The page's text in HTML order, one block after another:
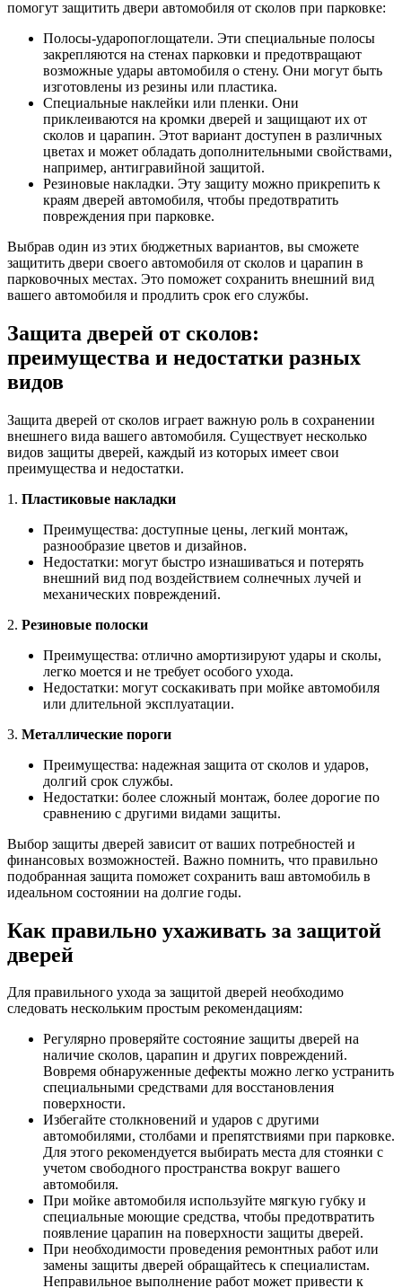
помогут защитить двери автомобиля от сколов при парковке:
Полосы-ударопоглощатели. Эти специальные полосы
закрепляются на стенах парковки и предотвращают
возможные удары автомобиля о стену. Они могут быть
изготовлены из резины или пластика.
Специальные наклейки или пленки. Они
приклеиваются на кромки дверей и защищают их от
сколов и царапин. Этот вариант доступен в различных
цветах и может обладать дополнительными свойствами,
например, антигравийной защитой.
Резиновые накладки. Эту защиту можно прикрепить к
краям дверей автомобиля, чтобы предотвратить
повреждения при парковке.
Выбрав один из этих бюджетных вариантов, вы сможете
защитить двери своего автомобиля от сколов и царапин в
парковочных местах. Это поможет сохранить внешний вид
вашего автомобиля и продлить срок его службы.
Защита дверей от сколов:
преимущества и недостатки разных
видов
Защита дверей от сколов играет важную роль в сохранении
внешнего вида вашего автомобиля. Существует несколько
видов защиты дверей, каждый из которых имеет свои
преимущества и недостатки.
1. Пластиковые накладки
Преимущества: доступные цены, легкий монтаж,
разнообразие цветов и дизайнов.
Недостатки: могут быстро изнашиваться и потерять
внешний вид под воздействием солнечных лучей и
механических повреждений.
2. Резиновые полоски
Преимущества: отлично амортизируют удары и сколы,
легко моется и не требует особого ухода.
Недостатки: могут соскакивать при мойке автомобиля
или длительной эксплуатации.
3. Металлические пороги
Преимущества: надежная защита от сколов и ударов,
долгий срок службы.
Недостатки: более сложный монтаж, более дорогие по
сравнению с другими видами защиты.
Выбор защиты дверей зависит от ваших потребностей и
финансовых возможностей. Важно помнить, что правильно
подобранная защита поможет сохранить ваш автомобиль в
идеальном состоянии на долгие годы.
Как правильно ухаживать за защитой
дверей
Для правильного ухода за защитой дверей необходимо
следовать нескольким простым рекомендациям:
Регулярно проверяйте состояние защиты дверей на
наличие сколов, царапин и других повреждений.
Вовремя обнаруженные дефекты можно легко устранить
специальными средствами для восстановления
поверхности.
Избегайте столкновений и ударов с другими
автомобилями, столбами и препятствиями при парковке.
Для этого рекомендуется выбирать места для стоянки с
учетом свободного пространства вокруг вашего
автомобиля.
При мойке автомобиля используйте мягкую губку и
специальные моющие средства, чтобы предотвратить
появление царапин на поверхности защиты дверей.
При необходимости проведения ремонтных работ или
замены защиты дверей обращайтесь к специалистам.
Неправильное выполнение работ может привести к